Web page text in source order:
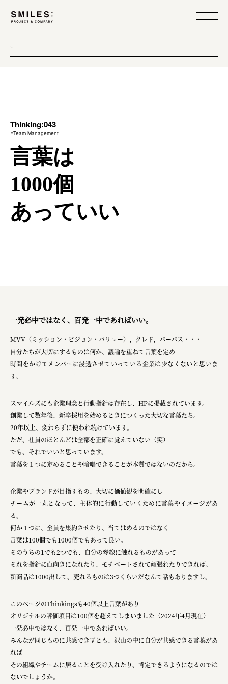
scope
process
team management
method
Thinking:043
#Team Management
言葉は
1000個
あっていい
一発必中ではなく、百発一中であればいい。
MVV（ミッション・ビジョン・バリュー）、クレド、パーパス・・・
自分たちが大切にするものは何か、議論を重ねて言葉を定め
時間をかけてメンバーに浸透させていっている企業は少なくないと思いま
す。
スマイルズにも企業理念と行動指針は存在し、HPに掲載されています。
創業して数年後、新卒採用を始めるときにつくった大切な言葉たち。
20年以上、変わらずに使われ続けています。
ただ、社員のほとんどは全部を正確に覚えていない（笑）
でも、それでいいと思っています。
言葉を１つに定めることや暗唱できることが本質ではないのだから。
企業やブランドが目指すもの、大切に価値観を明確にし
チームが一丸となって、主体的に行動していくために言葉やイメージがあ
る。
何か１つに、全員を集約させたり、当てはめるのではなく
言葉は100個でも1000個でもあって良い。
そのうちの1でも2つでも、自分の琴線に触れるものがあって
それを指針に直向きになれたり、モチベートされて頑張れたりできれば。
新商品は1000出して、売れるものは3つくらいだなんて話もありますし。
このページのThinkingsも40個以上言葉があり
オリジナルの評価項目は100個を超えてしまいました（2024年4月現在）
一発必中ではなく、百発一中であればいい。
みんなが同じものに共感できずとも、沢山の中に自分が共感できる言葉があ
れば
その組織やチームに居ることを受け入れたり、肯定できるようになるのでは
ないでしょうか。